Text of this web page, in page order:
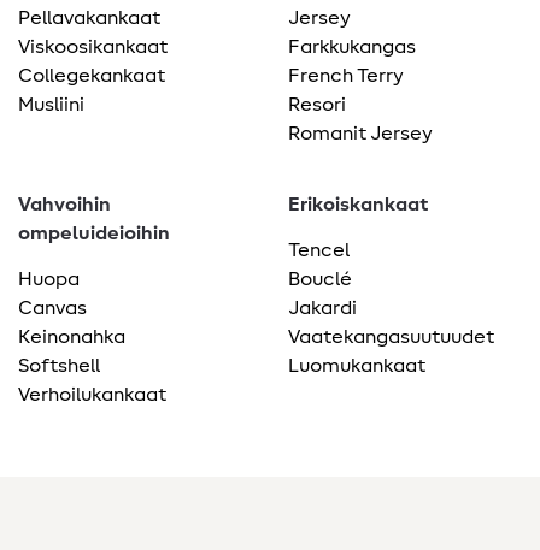
Pellavakankaat
Viskoosikankaat
Collegekankaat
Musliini
Jersey
Farkkukangas
French Terry
Resori
Romanit Jersey
Vahvoihin
ompeluideioihin
Huopa
Canvas
Keinonahka
Softshell
Verhoilukankaat
Erikoiskankaat
Tencel
Bouclé
Jakardi
Vaatekangasuutuudet
Luomukankaat